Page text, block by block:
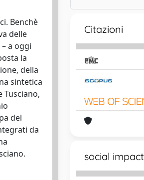
Benchè
delle
a oggi
la
della
sintetica
del
da
Citazioni
social impact